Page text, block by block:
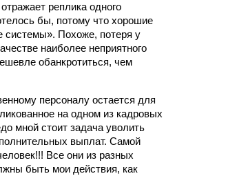
реплика одного
бы, потому что хорошие
системы». Похоже, потеря у
наиболее неприятного
обанкротиться, чем
персоналу остается для
на одном из кадровых
мной стоит задача уволить
выплат. Самой
Все они из разных
быть мои действия, как